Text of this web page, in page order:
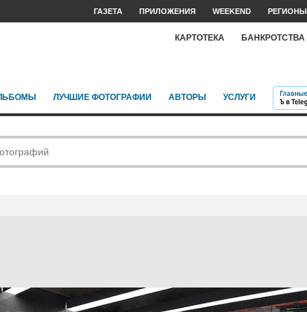
ГАЗЕТА ПРИЛОЖЕНИЯ WEEKEND РЕГИОНЫ
КАРТОТЕКА БАНКРОТСТВА
ЛУЧШИЕ ФОТОГРАФИИ АВТОРЫ УСЛУГИ